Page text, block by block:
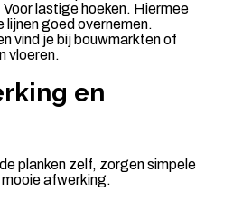
Voor lastige hoeken. Hiermee
lijnen goed overnemen.
vind je bij bouwmarkten of
vloeren.
en
planken zelf, zorgen simpele
mooie afwerking.